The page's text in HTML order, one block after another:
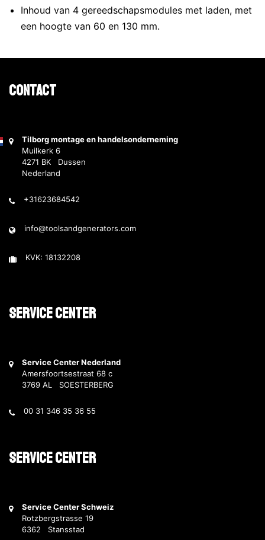
Inhoud van 4 gereedschapsmodules met laden, met
een hoogte van 60 en 130 mm.
Contact
Tilborg montage en handelsonderneming
Muilkerk 6
4271 BK Dussen
Nederland
+31623684542
info@toolsandgenerators.com
KVK: 18132208
Service Center
Service Center Nederland
Amersfoortsestraat 68 c
3769 AL SOESTERBERG
00 31 346 35 36 55
Service Center
Service Center Schweiz
Rotzbergstrasse 19
6362 Stansstad